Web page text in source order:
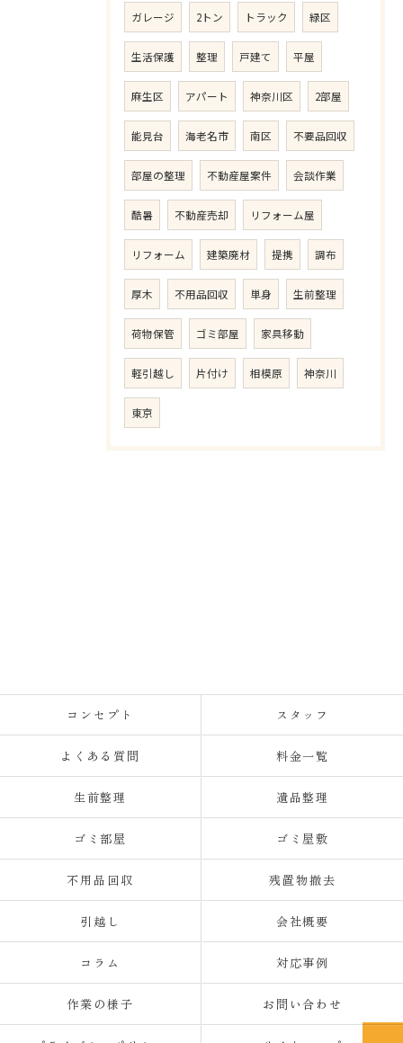
ガレージ 2トン トラック 緑区
生活保護 整理 戸建て 平屋
麻生区 アパート 神奈川区 2部屋
能見台 海老名市 南区 不要品回収
部屋の整理 不動産屋案件 会談作業
酷暑 不動産売却 リフォーム屋
リフォーム 建築廃材 提携 調布
厚木 不用品回収 単身 生前整理
荷物保管 ゴミ部屋 家具移動
軽引越し 片付け 相模原 神奈川
東京
コンセプト スタッフ
よくある質問 料金一覧
生前整理 遺品整理
ゴミ部屋 ゴミ屋敷
不用品回収 残置物撤去
引越し 会社概要
コラム 対応事例
作業の様子 お問い合わせ